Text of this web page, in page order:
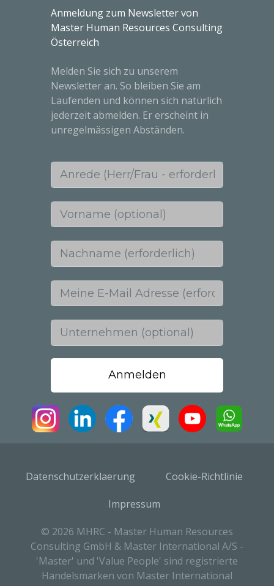
Anmeldung zum Newsletter von
Master Human Resources Consulting
Österreich
Melden Sie sich zu unserem
Newsletter an. So bleiben Sie am
Laufenden und können sich natürlich
jederzeit abmelden. Er erscheint in
unregelmässigen Abständen.
Datenschutzerklaerung Cookie-Richtlinie
Impressum
© 2026 MHRC - Master Human Resources
Consulting GmbH & Master International A/S -
'Master' und 'Value People' sind registrierte
Handelsmarken von Master International